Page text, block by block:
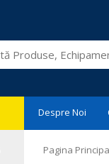
Despre Noi
Pagina